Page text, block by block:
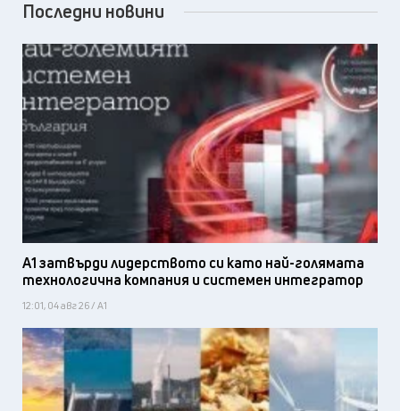
Последни новини
А1 затвърди лидерството си като най-голямата
технологична компания и системен интегратор
12:01, 04 авг 26 / А1